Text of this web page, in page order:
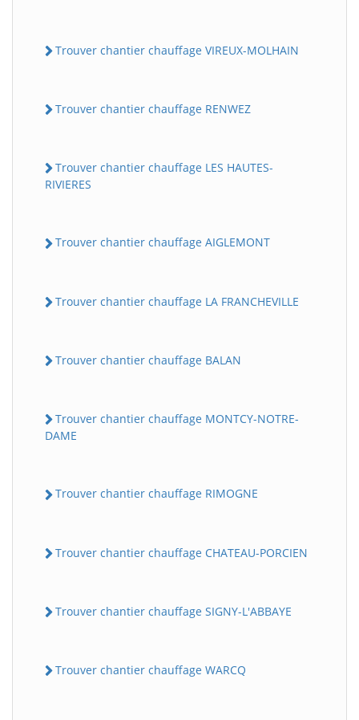
Trouver chantier chauffage VIREUX-MOLHAIN
Trouver chantier chauffage RENWEZ
Trouver chantier chauffage LES HAUTES-
RIVIERES
Trouver chantier chauffage AIGLEMONT
Trouver chantier chauffage LA FRANCHEVILLE
Trouver chantier chauffage BALAN
Trouver chantier chauffage MONTCY-NOTRE-
DAME
Trouver chantier chauffage RIMOGNE
Trouver chantier chauffage CHATEAU-PORCIEN
Trouver chantier chauffage SIGNY-L'ABBAYE
Trouver chantier chauffage WARCQ